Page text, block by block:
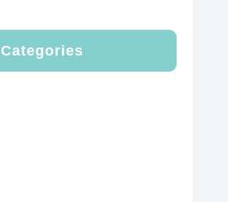
Categories